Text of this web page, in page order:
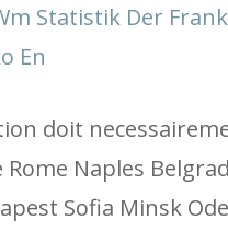
Statistik Der
En
doit
Naples
Sofia Minsk